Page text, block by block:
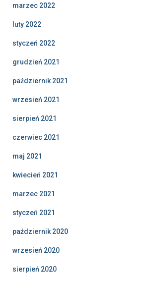
marzec 2022
luty 2022
styczeń 2022
grudzień 2021
październik 2021
wrzesień 2021
sierpień 2021
czerwiec 2021
maj 2021
kwiecień 2021
marzec 2021
styczeń 2021
październik 2020
wrzesień 2020
sierpień 2020